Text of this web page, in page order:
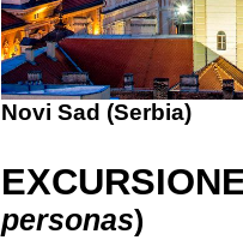
Novi Sad (Serbia)
personas)